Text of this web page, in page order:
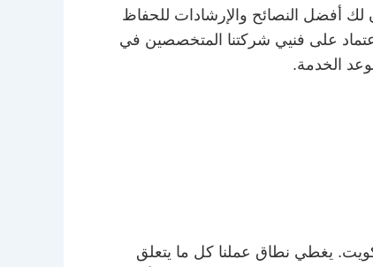
لك أفضل النصائح والإرشادات للحفاظ
على فنيي شركتنا المتخصصين في
الخدمة.
يغطي نطاق عملنا كل ما يتعلق